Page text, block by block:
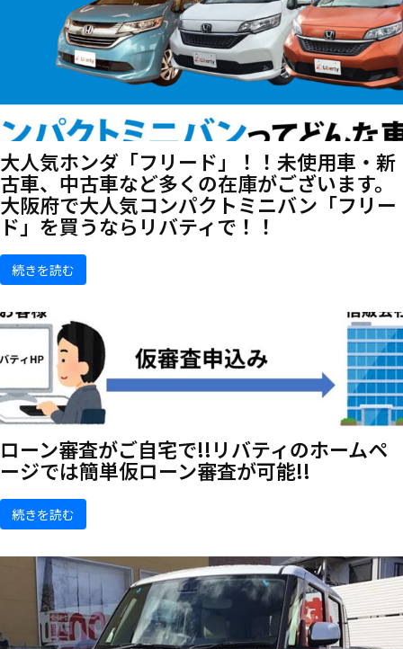
大人気ホンダ「フリード」！！未使用車・新
古車、中古車など多くの在庫がございます。
大阪府で大人気コンパクトミニバン「フリー
ド」を買うならリバティで！！
続きを読む
ローン審査がご自宅で!!リバティのホームペ
ージでは簡単仮ローン審査が可能!!
続きを読む